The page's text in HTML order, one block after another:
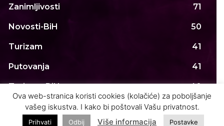
Zanimljivosti 71
Novosti-BiH 50
Turizam 41
Putovanja 41
Turizam-BiH 40
Novosti 38
Ova web-stranica koristi cookies (kolačiće) za poboljšanje
vašeg iskustva. I kako bi poštovali Vašu privatnost.
Prihvati Odbij Više informacija Postavke